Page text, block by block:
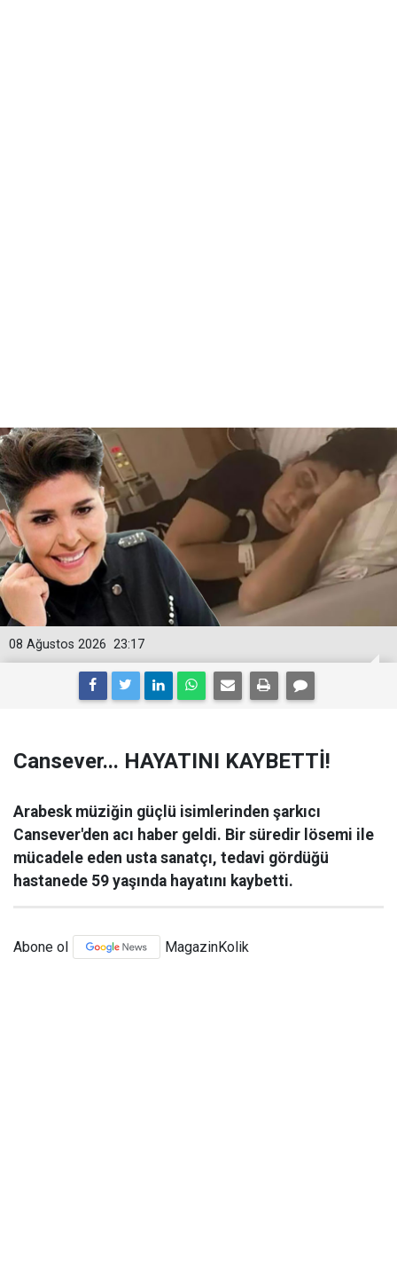
23:17
08 Ağustos 2026
Cansever... HAYATINI KAYBETTİ!
Arabesk müziğin güçlü isimlerinden şarkıcı
Cansever'den acı haber geldi. Bir süredir lösemi ile
mücadele eden usta sanatçı, tedavi gördüğü
hastanede 59 yaşında hayatını kaybetti.
Abone ol MagazinKolik